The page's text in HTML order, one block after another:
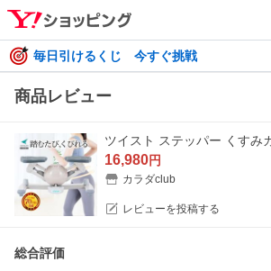
毎日引けるくじ 今すぐ挑戦
商品レビュー
16,980円
カラダclub
レビューを投稿する
総合評価